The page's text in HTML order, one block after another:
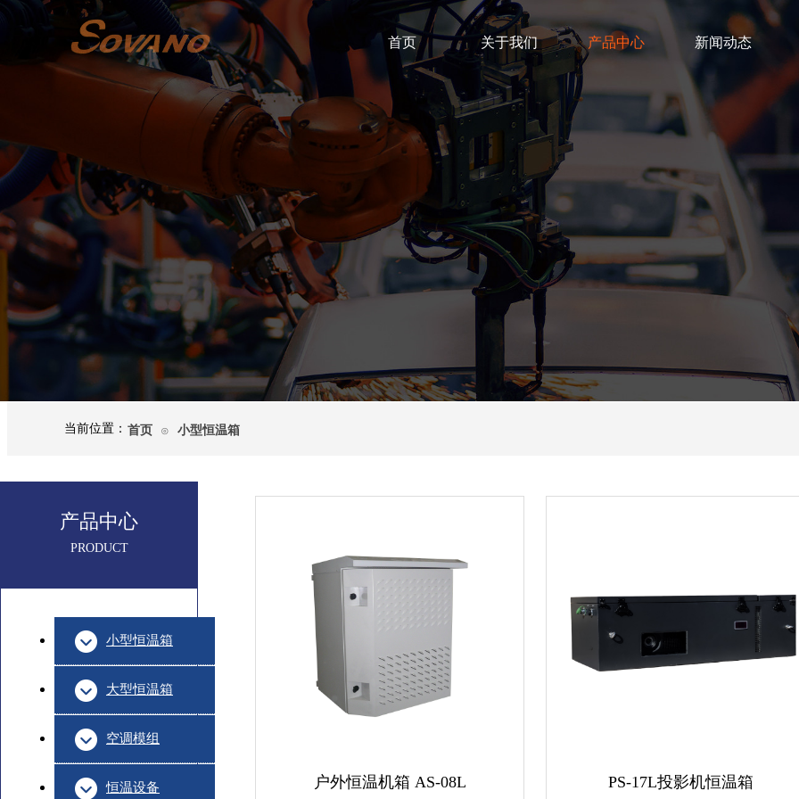
首页 关于我们 产品中心 新闻动态
当前位置： 首页 ⊙ 小型恒温箱
户外恒温机箱 AS-08L PS-17L投影机恒温箱
小型恒温箱
大型恒温箱
空调模组
恒温设备
PRODUCT
产品中心